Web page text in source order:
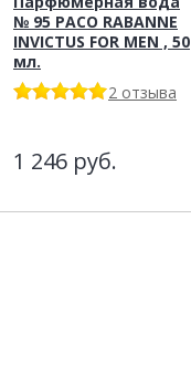
№ 95 PACO RABANNE
INVICTUS FOR MEN , 50
мл.
2 отзыва
1 246 руб.